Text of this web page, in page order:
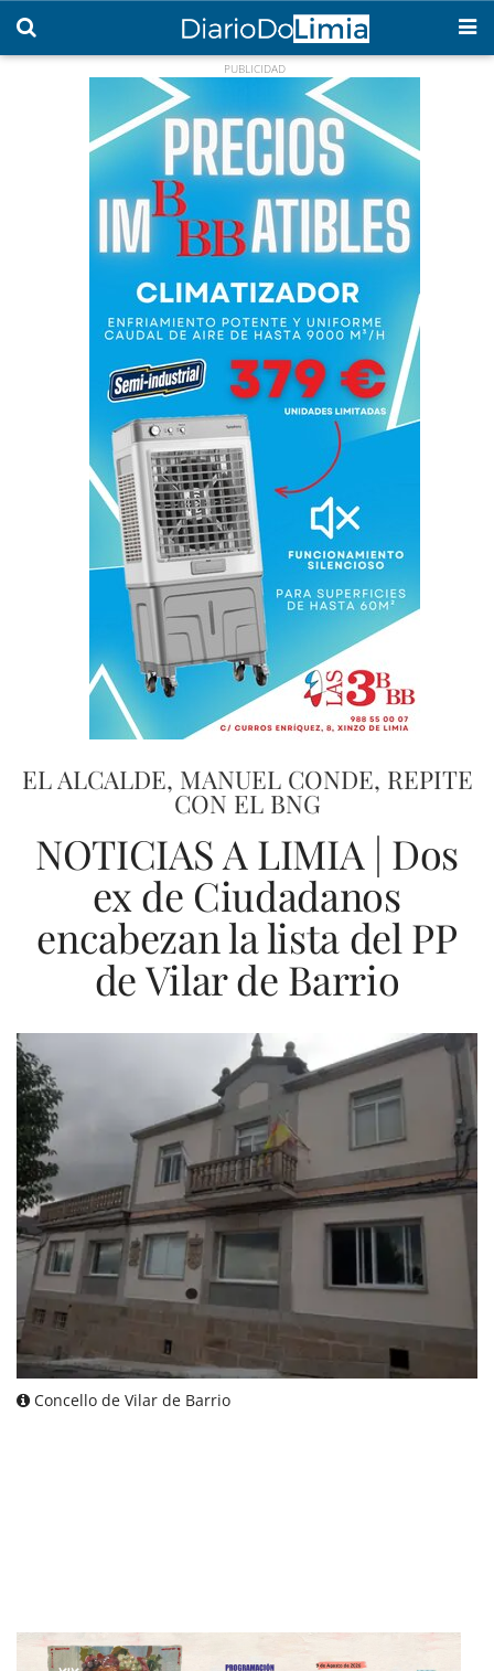
EL ALCALDE, MANUEL CONDE, REPITE
CON EL BNG
NOTICIAS A LIMIA | Dos
ex de Ciudadanos
encabezan la lista del PP
de Vilar de Barrio
Concello de Vilar de Barrio